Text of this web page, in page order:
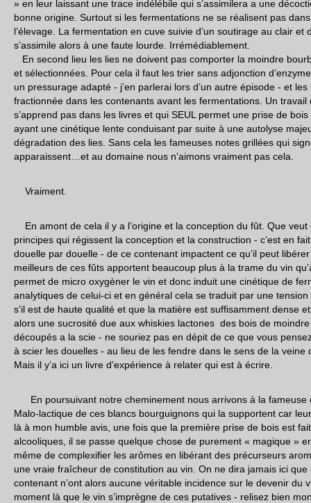
» en leur laissant une trace indélébile qui s’assimilera a une
bonne origine. Surtout si les fermentations ne se réalisent pas
l’élevage. La fermentation en cuve suivie d’un soutirage au clair et
s’assimile alors à une faute lourde. Irrémédiablement.
En second lieu les lies ne doivent pas comporter la moindre
et sélectionnées. Pour cela il faut les trier sans adjonction
un pressurage adapté - j’en parlerai lors d’un autre épisode - et
fractionnée dans les contenants avant les fermentations. Un
s’apprend pas dans les livres et qui SEUL permet une prise de
ayant une cinétique lente conduisant par suite à une autolyse
dégradation des lies. Sans cela les fameuses notes grillées qui
apparaissent…et au domaine nous n’aimons vraiment pas cela.
Vraiment.
En amont de cela il y a l’origine et la conception du fût. Que
principes qui régissent la conception et la construction - c’est en
douelle par douelle - de ce contenant impactent ce qu’il peut
meilleurs de ces fûts apportent beaucoup plus à la trame du vin
permet de micro oxygèner le vin et donc induit une cinétique de
analytiques de celui-ci et en général cela se traduit par une
s’il est de haute qualité et que la matière est suffisamment dense
alors une sucrosité due aux whiskies lactones des bois de
découpés a la scie - ne souriez pas en dépit de ce que vous
à scier les douelles - au lieu de les fendre dans le sens de la veine
Mais il y’a ici un livre d’expérience à relater qui est à écrire.
En poursuivant notre cheminement nous arrivons à la fameuse
Malo-lactique de ces blancs bourguignons qui la supportent car
là à mon humble avis, une fois que la première prise de bois est
alcooliques, il se passe quelque chose de purement « magique »
même de complexifier les arômes en libérant des précurseurs
une vraie fraîcheur de constitution au vin. On ne dira jamais ici
contenant n’ont alors aucune véritable incidence sur le devenir du
moment là que le vin s’imprègne de ces putatives - relisez bien